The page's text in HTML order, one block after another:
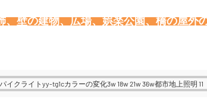
壁の建物、広場、娯楽公園、橋の屋外